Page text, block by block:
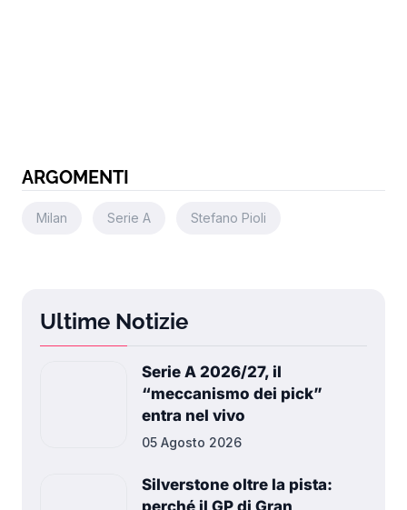
ARGOMENTI
Milan Serie A Stefano Pioli
Ultime Notizie
Serie A 2026/27, il
“meccanismo dei pick”
entra nel vivo
05 Agosto 2026
Silverstone oltre la pista:
perché il GP di Gran